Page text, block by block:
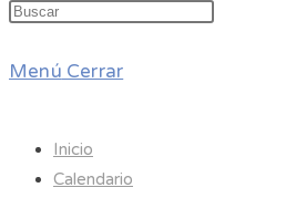
Menú Cerrar
Inicio
Calendario